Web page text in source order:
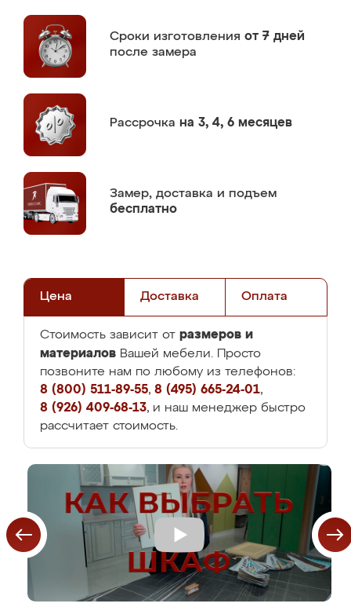
Сроки изготовления от 7 дней
после замера
Рассрочка на 3, 4, 6 месяцев
Замер, доставка и подъем
бесплатно
Цена Доставка Оплата
Стоимость зависит от размеров и
материалов Вашей мебели. Просто
позвоните нам по любому из телефонов:
8 (800) 511-89-55, 8 (495) 665-24-01,
8 (926) 409-68-13, и наш менеджер быстро
рассчитает стоимость.